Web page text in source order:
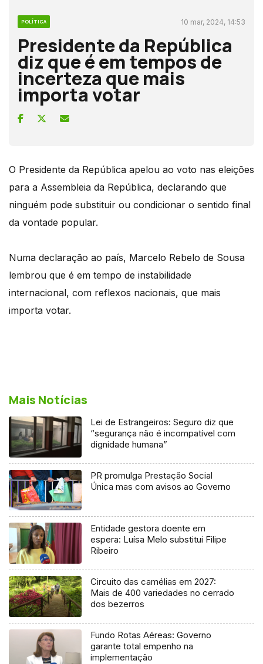
POLÍTICA 10 mar, 2024, 14:53
Presidente da República
diz que é em tempos de
incerteza que mais
importa votar
O Presidente da República apelou ao voto nas eleições
para a Assembleia da República, declarando que
ninguém pode substituir ou condicionar o sentido final
da vontade popular.
Numa declaração ao país, Marcelo Rebelo de Sousa
lembrou que é em tempo de instabilidade
internacional, com reflexos nacionais, que mais
importa votar.
Mais Notícias
Lei de Estrangeiros: Seguro diz que
“segurança não é incompatível com
dignidade humana”
PR promulga Prestação Social
Única mas com avisos ao Governo
Entidade gestora doente em
espera: Luísa Melo substitui Filipe
Ribeiro
Circuito das camélias em 2027:
Mais de 400 variedades no cerrado
dos bezerros
Fundo Rotas Aéreas: Governo
garante total empenho na
implementação